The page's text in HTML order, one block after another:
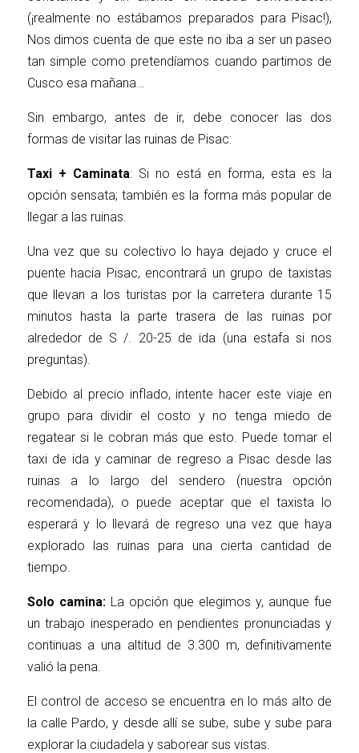
(¡realmente no estábamos preparados para Pisac!),
Nos dimos cuenta de que este no iba a ser un paseo
tan simple como pretendíamos cuando partimos de
Cusco esa mañana…
Sin embargo, antes de ir, debe conocer las dos
formas de visitar las ruinas de Pisac:
Taxi + Caminata: Si no está en forma, esta es la
opción sensata; también es la forma más popular de
llegar a las ruinas.
Una vez que su colectivo lo haya dejado y cruce el
puente hacia Pisac, encontrará un grupo de taxistas
que llevan a los turistas por la carretera durante 15
minutos hasta la parte trasera de las ruinas por
alrededor de S /. 20-25 de ida (una estafa si nos
preguntas).
Debido al precio inflado, intente hacer este viaje en
grupo para dividir el costo y no tenga miedo de
regatear si le cobran más que esto. Puede tomar el
taxi de ida y caminar de regreso a Pisac desde las
ruinas a lo largo del sendero (nuestra opción
recomendada), o puede aceptar que el taxista lo
esperará y lo llevará de regreso una vez que haya
explorado las ruinas para una cierta cantidad de
tiempo.
Solo camina:La opción que elegimos y, aunque fue
un trabajo inesperado en pendientes pronunciadas y
continuas a una altitud de 3.300 m, definitivamente
valió la pena.
El control de acceso se encuentra en lo más alto de
la calle Pardo, y desde allí se sube, sube y sube para
explorar la ciudadela y saborear sus vistas.